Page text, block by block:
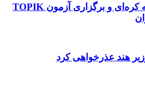
راه‌اندازی رشته کره‌ای و برگزاری آزمون TOPIK
هند عذرخواهی کرد